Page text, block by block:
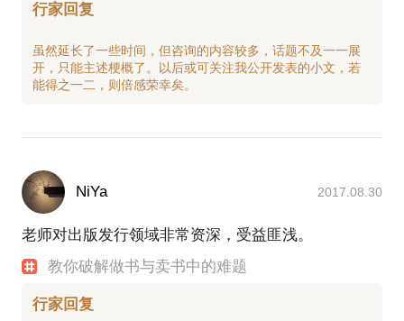
行家回复
虽然延长了一些时间，但咨询的内容较多，话题不及一一展
开，只能主述梗概了。以后或可关注我公开发表的小文，若
NiYa 2017.08.30
老师对出版发行领域非常资深，受益匪浅。
教你破解做书与卖书中的难题
行家回复